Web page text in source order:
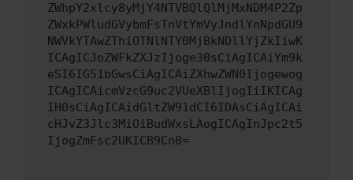
ZWhpY2xlcy8yMjY4NTVBQlQlMjMxNDM4P2Zp
ZWxkPWludGVybmFsTnVtYmVyJndlYnNpdGU9
NWVkYTAwZThiOTNlNTY0MjBkNDllYjZkIiwK
ICAgICJoZWFkZXJzIjoge30sCiAgICAiYm9k
eSI6IG51bGwsCiAgICAiZXhwZWN0Ijogewog
ICAgICAicmVzcG9uc2VUeXBlIjogIiIKICAg
IH0sCiAgICAidGltZW91dCI6IDAsCiAgICAi
cHJvZ3Jlc3MiOiBudWxsLAogICAgInJpc2t5
IjogZmFsc2UKICB9Cn0=